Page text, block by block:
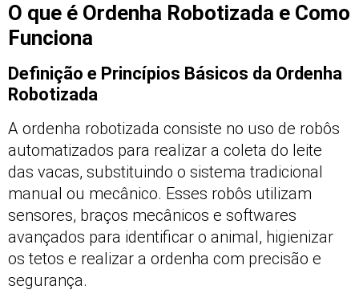
O que é Ordenha Robotizada e Como
Funciona
Definição e Princípios Básicos da Ordenha
Robotizada
A ordenha robotizada consiste no uso de robôs
automatizados para realizar a coleta do leite
das vacas, substituindo o sistema tradicional
manual ou mecânico. Esses robôs utilizam
sensores, braços mecânicos e softwares
avançados para identificar o animal, higienizar
os tetos e realizar a ordenha com precisão e
segurança.